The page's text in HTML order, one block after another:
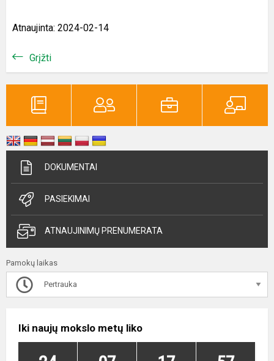
Atnaujinta: 2024-02-14
Grįžti
DOKUMENTAI
PASIEKIMAI
ATNAUJINIMŲ PRENUMERATA
Pamokų laikas
Pertrauka
Iki naujų mokslo metų liko